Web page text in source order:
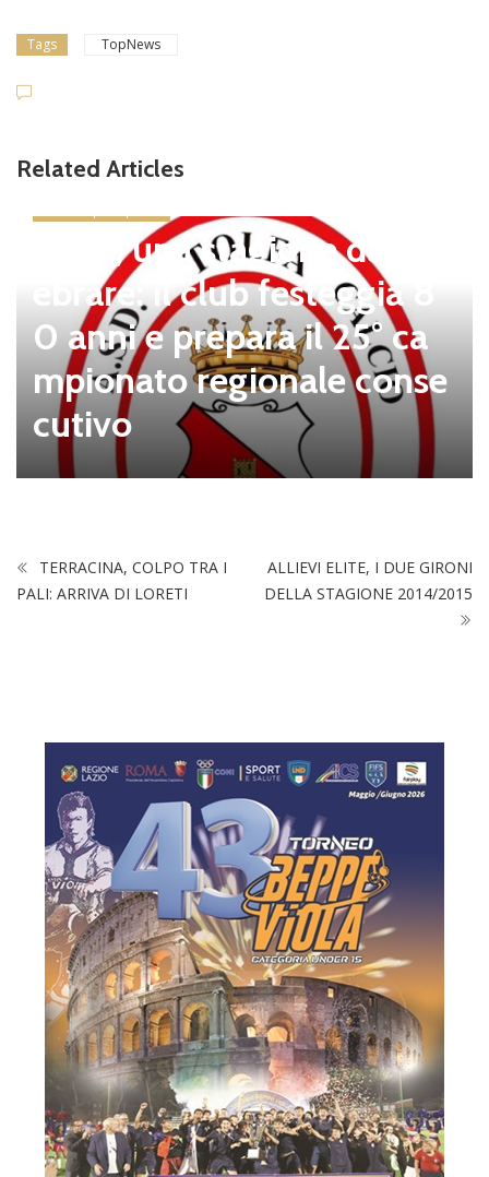
Tags TopNews
Related Articles
Tolfa, una stagione da cel
ebrare: il club festeggia 8
0 anni e prepara il 25° ca
mpionato regionale conse
cutivo
TERRACINA, COLPO TRA I
PALI: ARRIVA DI LORETI
ALLIEVI ELITE, I DUE GIRONI
DELLA STAGIONE 2014/2015